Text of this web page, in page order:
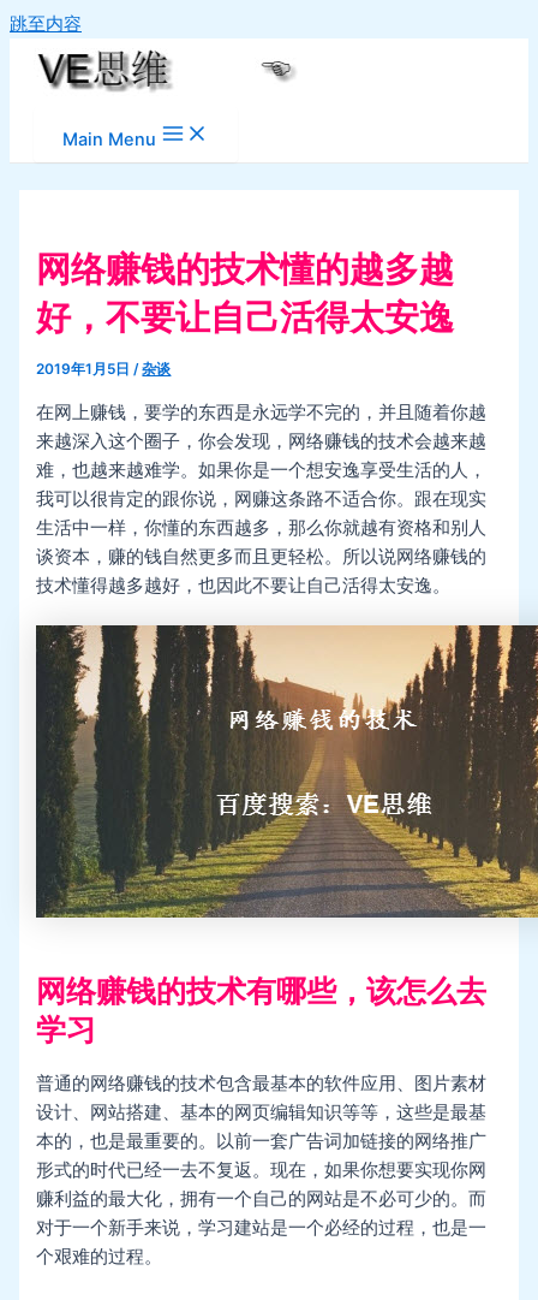
跳至内容
Main Menu
网络赚钱的技术懂的越多越
好，不要让自己活得太安逸
2019年1月5日/杂谈
在网上赚钱，要学的东西是永远学不完的，并且随着你越
来越深入这个圈子，你会发现，网络赚钱的技术会越来越
难，也越来越难学。如果你是一个想安逸享受生活的人，
我可以很肯定的跟你说，网赚这条路不适合你。跟在现实
生活中一样，你懂的东西越多，那么你就越有资格和别人
谈资本，赚的钱自然更多而且更轻松。所以说网络赚钱的
技术懂得越多越好，也因此不要让自己活得太安逸。
网络赚钱的技术有哪些，该怎么去
学习
普通的网络赚钱的技术包含最基本的软件应用、图片素材
设计、网站搭建、基本的网页编辑知识等等，这些是最基
本的，也是最重要的。以前一套广告词加链接的网络推广
形式的时代已经一去不复返。现在，如果你想要实现你网
赚利益的最大化，拥有一个自己的网站是不必可少的。而
对于一个新手来说，学习建站是一个必经的过程，也是一
个艰难的过程。